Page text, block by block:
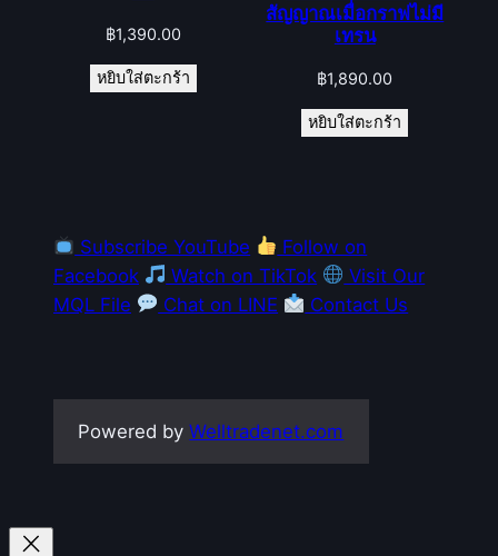
฿1,390.00
หยิบใส่ตะกร้า
สัญญาณเมื่อกราฟไม่มี
เทรน
฿1,890.00
หยิบใส่ตะกร้า
Subscribe YouTube
Follow on
Facebook
Watch on TikTok
Visit Our
MQL File
Chat on LINE Contact Us
Powered byWelltradenet.com